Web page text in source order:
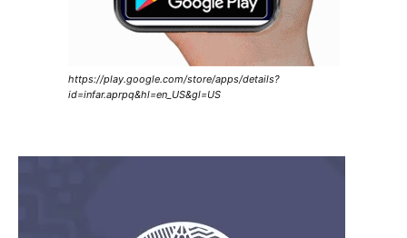
https://play.google.com/store/apps/details?
id=infar.aprpq&hl=en_US&gl=US